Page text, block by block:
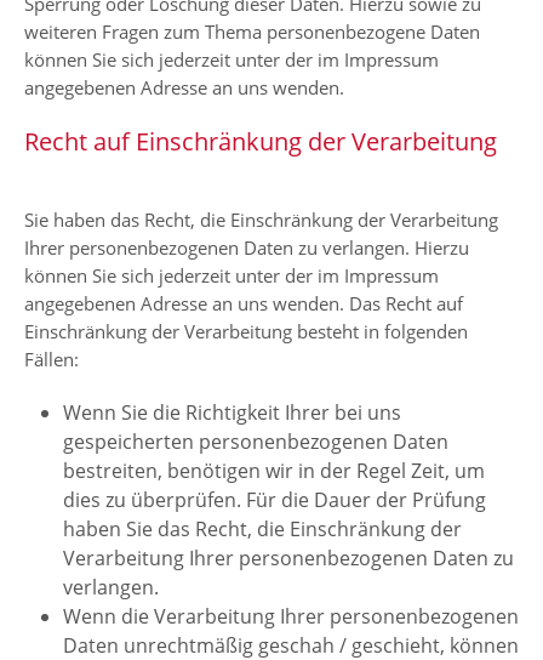
weiteren Fragen zum Thema personenbezogene Daten
können Sie sich jederzeit unter der im Impressum
angegebenen Adresse an uns wenden.
Recht auf Einschränkung der Verarbeitung
Sie haben das Recht, die Einschränkung der Verarbeitung
Ihrer personenbezogenen Daten zu verlangen. Hierzu
können Sie sich jederzeit unter der im Impressum
angegebenen Adresse an uns wenden. Das Recht auf
Einschränkung der Verarbeitung besteht in folgenden
Fällen:
Wenn Sie die Richtigkeit Ihrer bei uns
gespeicherten personenbezogenen Daten
bestreiten, benötigen wir in der Regel Zeit, um
dies zu überprüfen. Für die Dauer der Prüfung
haben Sie das Recht, die Einschränkung der
Verarbeitung Ihrer personenbezogenen Daten zu
verlangen.
Wenn die Verarbeitung Ihrer personenbezogenen
Daten unrechtmäßig geschah / geschieht, können